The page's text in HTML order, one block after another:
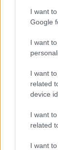
I want
Google
I want
I want
related
device
I want
related
I want
Σύντομα
θα
βάση και
ισχύουν
2
θα
σχετικά